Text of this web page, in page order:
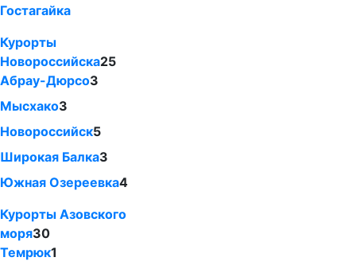
Гостагайка
Курорты
Новороссийска25
Абрау-Дюрсо3
Мысхако3
Новороссийск5
Широкая Балка3
Южная Озереевка4
Курорты Азовского
моря30
Темрюк1